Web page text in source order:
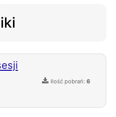
Ilość pobrań: 6